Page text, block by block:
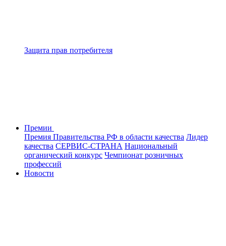
Защита прав потребителя
Премии
Премия Правительства РФ в области качества Лидер
качества СЕРВИС-СТРАНА Национальный
органический конкурс Чемпионат розничных
профессий
Новости